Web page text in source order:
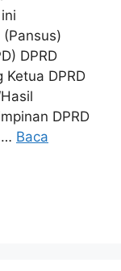
DPRD
DPRD
DPRD
… Baca